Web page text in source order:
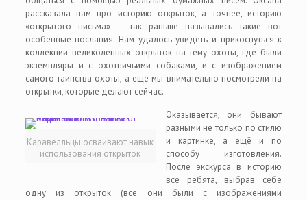
рассказала нам про историю открыток, а точнее, историю
«открытого письма» – так раньше назывались такие вот
особенные послания. Нам удалось увидеть и прикоснуться к
коллекции великолепных открыток на тему охоты, где были
экземпляры и с охотничьими собаками, и с изображением
самого таинства охоты, а ещё мы внимательно посмотрели на
открытки, которые делают сейчас.
Каравелльцы осваивают навык
использования открыток
Оказывается, они бывают
разными не только по стилю
и картинке, а ещё и по
способу изготовления.
После экскурса в историю
все ребята, выбрав себе
одну из открыток (все они были с изображениями